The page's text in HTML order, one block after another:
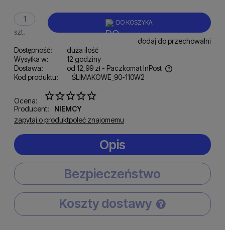
szt.
DO KOSZYKA
dodaj do przechowalni
Dostępność:
duża ilość
Wysyłka w:
12 godziny
Dostawa:
od 12,99 zł - Paczkomat InPost
Cena nie zawiera ewentualnych kosztów płatności
Kod produktu: ŚLIMAKOWE_90-110W2
Ocena:
Producent:
NIEMCY
zapytaj o produktpoleć znajomemu
Opis
Bezpieczeństwo
Koszty dostawy
Cena nie zawiera ewentualnych kosztów płatności